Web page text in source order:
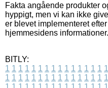
Fakta angående produkter
hyppigt, men vi kan ikke
er blevet implementeret
hjemmesidens informationer.
BITLY:
1 1 1 1 1 1 1 1 1 1 1 1 1 1 1 1
1 1 1 1 1 1 1 1 1 1 1 1 1 1 1 1